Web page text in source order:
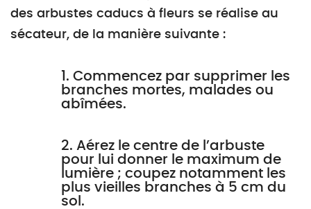
des arbustes caducs à fleurs se réalise au
sécateur, de la manière suivante :
1. Commencez par supprimer les
branches mortes, malades ou
abîmées.
2. Aérez le centre de l’arbuste
pour lui donner le maximum de
lumière ; coupez notamment les
plus vieilles branches à 5 cm du
sol.